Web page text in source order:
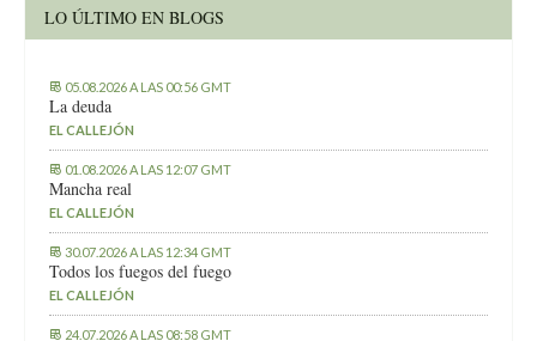
LO ÚLTIMO EN BLOGS
05.08.2026 A LAS 00:56 GMT
La deuda
EL CALLEJÓN
01.08.2026 A LAS 12:07 GMT
Mancha real
EL CALLEJÓN
30.07.2026 A LAS 12:34 GMT
Todos los fuegos del fuego
EL CALLEJÓN
24.07.2026 A LAS 08:58 GMT